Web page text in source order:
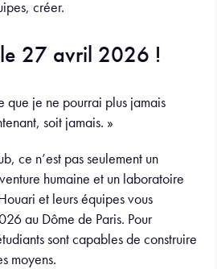
créer.
27 avril 2026 !
que je ne pourrai plus jamais
soit jamais. »
ce n’est pas seulement un
humaine et un laboratoire
et leurs équipes vous
au Dôme de Paris. Pour
sont capables de construire
moyens.